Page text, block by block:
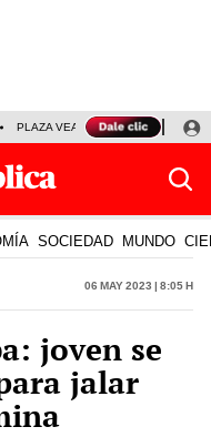
PLAZA VEA FERIADOS
SOCIEDAD MUNDO
06 May 2023 | 8:05 h
joven se
jalar